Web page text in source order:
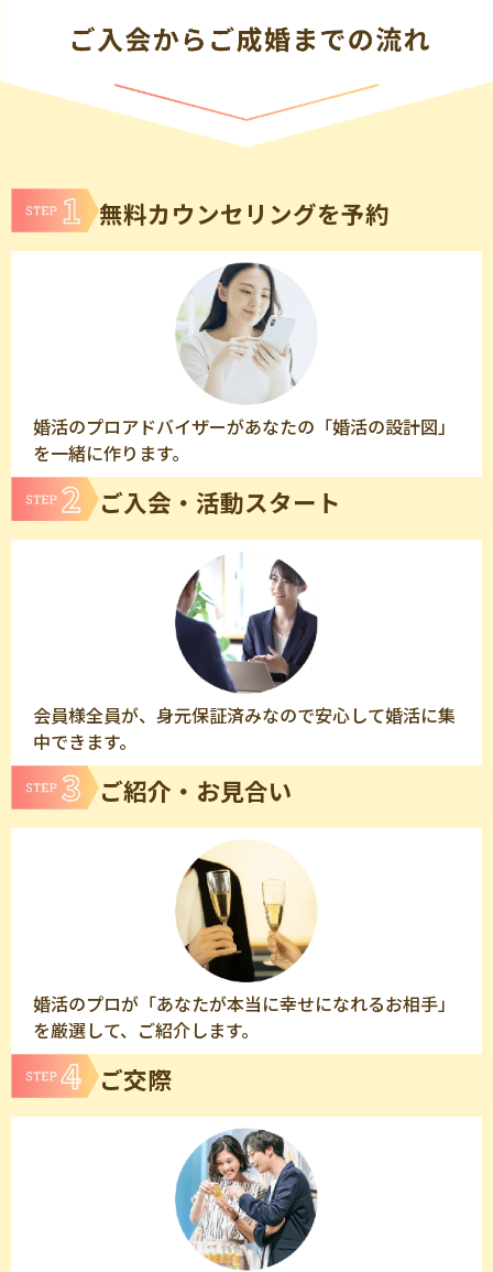
無料カウンセリングを予約
婚活のプロアドバイザーがあなたの「婚活の設計図」
を一緒に作ります。
ご入会・活動スタート
会員様全員が、身元保証済みなので安心して婚活に集
中できます。
ご紹介・お見合い
婚活のプロが「あなたが本当に幸せになれるお相手」
を厳選して、ご紹介します。
ご交際